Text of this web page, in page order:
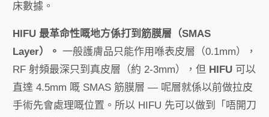
床數據。
HIFU 最革命性嘅地方係打到筋膜層（SMAS
Layer）。 一般護膚品只能作用喺表皮層（0.1mm），
RF 射頻最深只到真皮層（約 2-3mm），但 HIFU 可以
直達 4.5mm 嘅 SMAS 筋膜層 — 呢層就係以前做拉皮
手術先會處理嘅位置。所以 HIFU 先可以做到「唔開刀